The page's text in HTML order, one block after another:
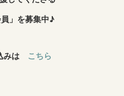
員」を募集中♪
みは こちら